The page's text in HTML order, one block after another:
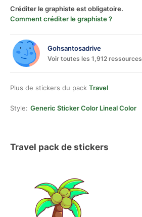
Créditer le graphiste est obligatoire.
Comment créditer le graphiste ?
Gohsantosadrive
Voir toutes les 1,912 ressources
Plus de stickers du pack Travel
Style: Generic Sticker Color Lineal Color
Travel pack de stickers